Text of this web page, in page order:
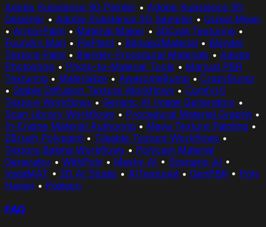
Adobe Substance 3D Painter • Adobe Substance 3D
Designer • Adobe Substance 3D Sampler • Quixel Mixer
• ArmorPaint • Material Maker • 3DCoat Texturing •
Foundry Mari • PixPlant • Bitmap2Material • Blender
Texture Paint • Blender Procedural Materials • Adobe
Photoshop • Photo-to-Material Tools • Manual PBR
Texturing • Materialize • AwesomeBump • CrazyBump
• Stable Diffusion Texture Workflows • ComfyUI
Texture Workflows • Generic AI Image Generators •
Scan Library Workflows • Procedural Material Graphs •
In-Engine Material Authoring • Maya Texture Painting •
ZBrush Polypaint • Tileable Texture Workflows •
Texture Baking Workflows • Polycam Material
Generator • WithPoly • Meshy AI • Scenario AI •
InstaMAT • 3D AI Studio • AITextured • GenPBR • Poly
Haven • Poliigon
FAQ